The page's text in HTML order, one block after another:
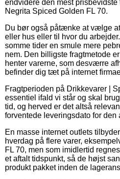
endvidere den mest
Negrita Spiced Golden FL 70.
Du bør også påtænke at vælge
eller hus eller til hvor du
somme tider en smule mere
nem. Den billigste fragtmetode
henter varerne, som desværre
befinder dig tæt på internet
Fragtperioden på Drikkevarer |
essentiel ifald vi står og skal
tid, og herved er det altså
forventede leveringsdato for den
En masse internet outlets
hverdag på flere varer,
FL 70, men som imidlertid
et aftalt tidspunkt, så de højst
produkt pakket inden de